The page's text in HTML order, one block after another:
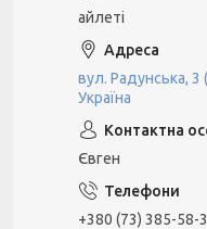
айлеті
вул. Радунська, 3
Україна
Євген
+380 (73) 385-58-